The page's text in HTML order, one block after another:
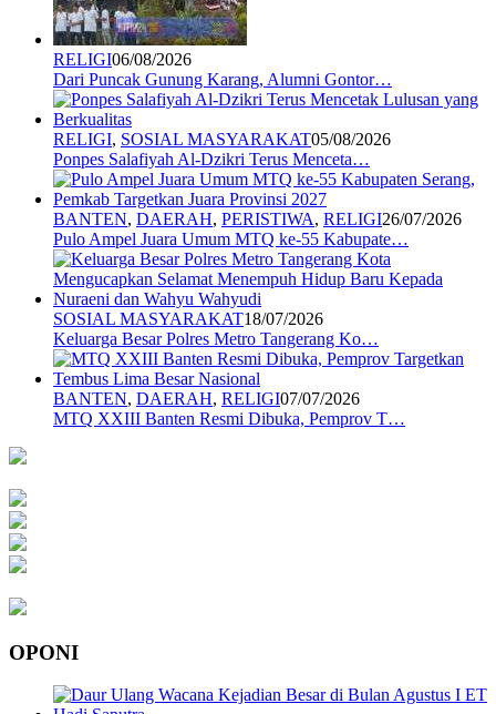
RELIGI06/08/2026
Dari Puncak Gunung Karang, Alumni Gontor…
RELIGI, SOSIAL MASYARAKAT05/08/2026
Ponpes Salafiyah Al-Dzikri Terus Menceta…
BANTEN, DAERAH, PERISTIWA, RELIGI26/07/2026
Pulo Ampel Juara Umum MTQ ke-55 Kabupate…
SOSIAL MASYARAKAT18/07/2026
Keluarga Besar Polres Metro Tangerang Ko…
BANTEN, DAERAH, RELIGI07/07/2026
MTQ XXIII Banten Resmi Dibuka, Pemprov T…
OPONI